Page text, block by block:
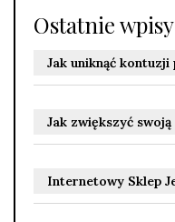
Ostatnie wpisy